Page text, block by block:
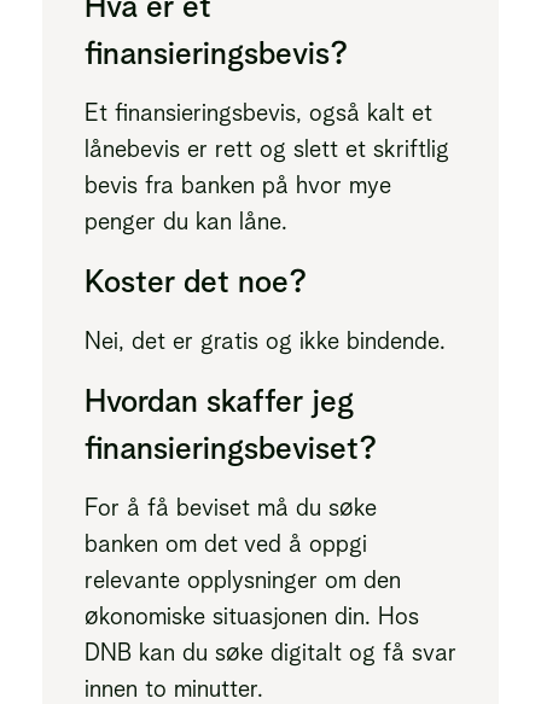
finansieringsbevis?
Et finansieringsbevis, også kalt et
lånebevis er rett og slett et skriftlig
bevis fra banken på hvor mye
penger du kan låne.
Koster det noe?
Nei, det er gratis og ikke bindende.
Hvordan skaffer jeg
finansieringsbeviset?
For å få beviset må du søke
banken om det ved å oppgi
relevante opplysninger om den
økonomiske situasjonen din. Hos
DNB kan du søke digitalt og få svar
innen to minutter.